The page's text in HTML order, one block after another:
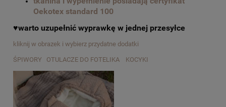
Oekotex standard 100
♥warto uzupełnić wyprawkę w jednej przesyłce
kliknij w obrazek i wybierz przydatne dodatki
ŚPIWORY OTULACZE DO FOTELIKA KOCYKI